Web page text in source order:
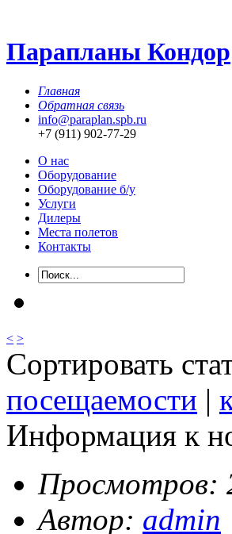
Парапланы Кондор
Главная
Обратная связь
info@paraplan.spb.ru
+7 (911) 902-77-29
О нас
Оборудование
Оборудование б/у
Услуги
Дилеры
Места полетов
Контакты
< >
Сортировать
посещаемости |
Информация к
Просмотров:
Автор: admin